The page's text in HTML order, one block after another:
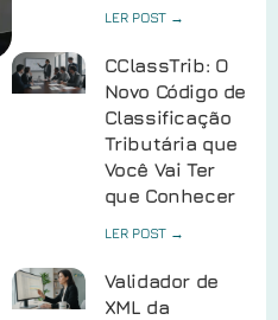
LER POST →
CClassTrib: O
Novo Código de
Classificação
Tributária que
Você Vai Ter
que Conhecer
LER POST →
Validador de
XML da